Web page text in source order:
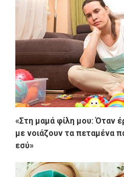
«Στη μαμά φίλη μου: Όταν
με νοιάζουν τα πεταμένα
εσύ»